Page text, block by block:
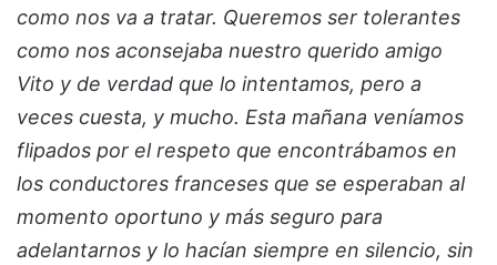
como nos va a tratar. Queremos ser tolerantes
como nos aconsejaba nuestro querido amigo
Vito y de verdad que lo intentamos, pero a
veces cuesta, y mucho. Esta mañana veníamos
flipados por el respeto que encontrábamos en
los conductores franceses que se esperaban al
momento oportuno y más seguro para
adelantarnos y lo hacían siempre en silencio, sin